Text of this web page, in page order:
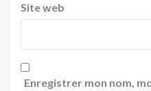
Site web
Enregistrer mon nom,